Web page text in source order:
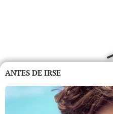
ANTES DE IRSE